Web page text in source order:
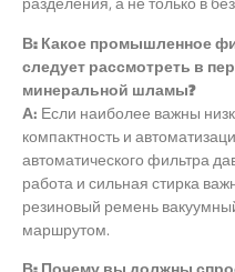
В: Какое промышленное
следует рассмотреть в
минеральной шламы?
А: Если наиболее важны
компактность и
автоматического фильтра
работа и сильная стирка
резиновый ремень
маршрутом.